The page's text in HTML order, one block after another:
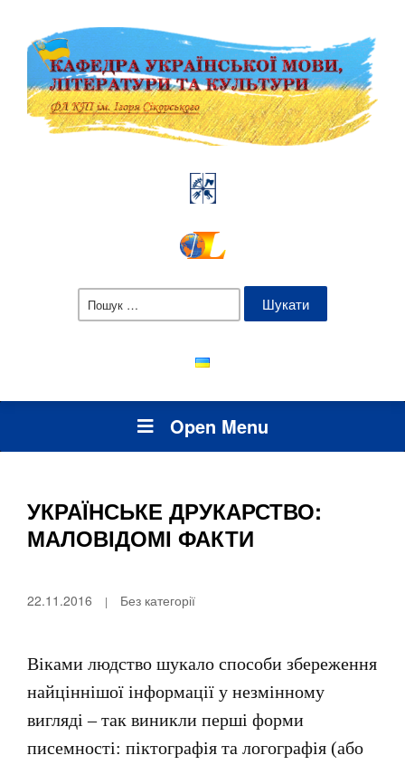
Пошук:
Open Menu
УКРАЇНСЬКЕ ДРУКАРСТВО:
МАЛОВІДОМІ ФАКТИ
22.11.2016 Без категорії
Віками людство шукало способи збереження
найціннішої інформації у незмінному
вигляді – так виникли перші форми
писемності: піктографія та логографія (або